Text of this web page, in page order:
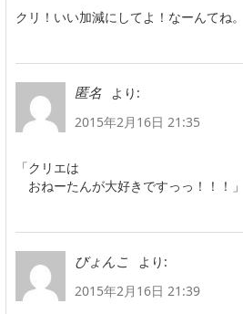
クリ！いい加減にしてよ！なーんてね。
匿名
より:
2015年2月16日 21:35
「クリエは
おねーたんが大好きですっっ！！！」
びょんこ
より:
2015年2月16日 21:39